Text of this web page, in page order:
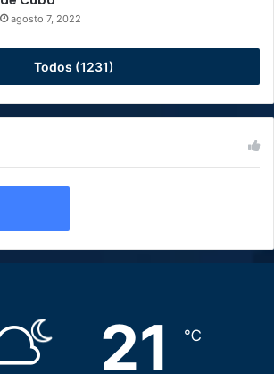
agosto 7, 2022
Todos (1231)
21 ℃